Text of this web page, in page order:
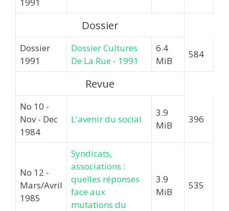
Dossier
Dossier
1991
Dossier Cultures
De La Rue - 1991
6.4
MiB
584
Revue
No 10 -
Nov - Dec
1984
L'avenir du social
3.9
MiB
396
No 12 -
Mars/Avril
1985
Syndicats,
associations :
quelles réponses
face aux
mutations du
3.9
MiB
535